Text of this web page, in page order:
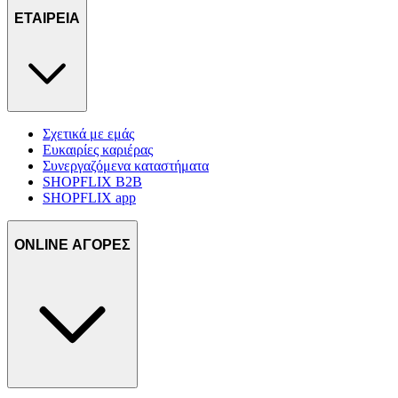
ΕΤΑΙΡΕΙΑ
Σχετικά με εμάς
Ευκαιρίες καριέρας
Συνεργαζόμενα καταστήματα
SHOPFLIX B2B
SHOPFLIX app
ONLINE ΑΓΟΡΕΣ